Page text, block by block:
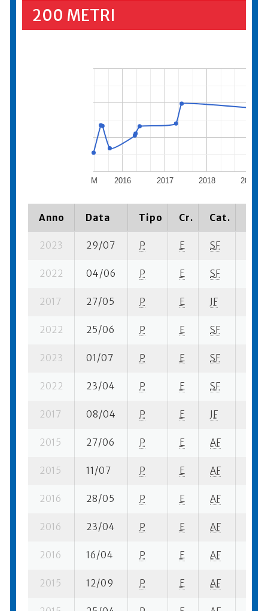
200 METRI
2016 2017 2018 2019
M
Anno Data Tipo Cr. Cat.
2023 29/07 P E SF
2022 04/06 P E SF
2017 27/05 P E JF
2022 25/06 P E SF
2023 01/07 P E SF
2022 23/04 P E SF
2017 08/04 P E JF
2015 27/06 P E AF
2015 11/07 P E AF
2016 28/05 P E AF
2016 23/04 P E AF
2016 16/04 P E AF
2015 12/09 P E AF